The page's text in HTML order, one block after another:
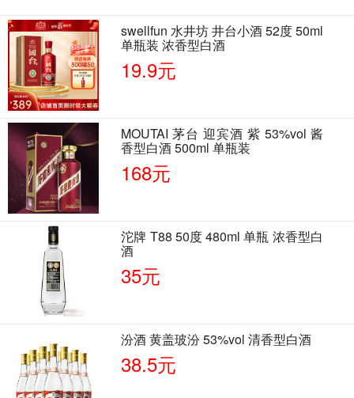
swellfun 水井坊 井台小酒 52度 50ml
单瓶装 浓香型白酒
19.9元
MOUTAI 茅台 迎宾酒 紫 53%vol 酱
香型白酒 500ml 单瓶装
168元
沱牌 T88 50度 480ml 单瓶 浓香型白
酒
35元
汾酒 黄盖玻汾 53%vol 清香型白酒
38.5元